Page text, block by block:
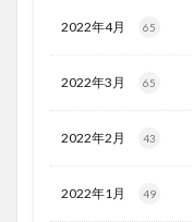
2022年4月 65
2022年3月 65
2022年2月 43
2022年1月 49